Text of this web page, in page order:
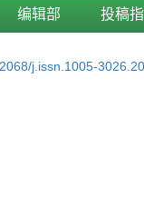
编辑部 投稿
j.issn.1005-